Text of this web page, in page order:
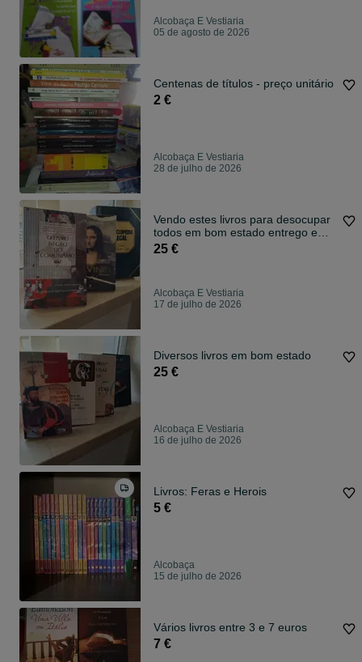
Alcobaça E Vestiaria
05 de agosto de 2026
Centenas de títulos - preço unitário
2 €
Alcobaça E Vestiaria
28 de julho de 2026
Vendo estes livros para desocupar
todos em bom estado entrego em
mãos em Alcobaça
25 €
Alcobaça E Vestiaria
17 de julho de 2026
Diversos livros em bom estado
25 €
Alcobaça E Vestiaria
16 de julho de 2026
Livros: Feras e Herois
5 €
Alcobaça
15 de julho de 2026
Vários livros entre 3 e 7 euros
7 €